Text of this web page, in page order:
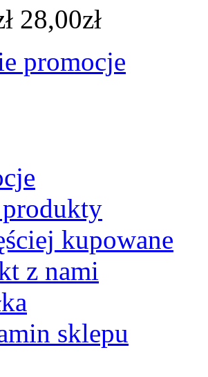
28,00zł
promocje
kupowane
z nami
sklepu